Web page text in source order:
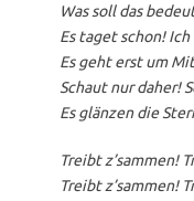
Was soll das
Es taget schon!
Es geht erst um
Schaut nur daher!
Es glänzen die
Treibt z’sammen!
Treibt z’sammen!